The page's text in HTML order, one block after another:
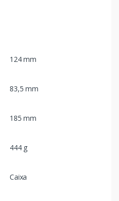
124 mm
83,5 mm
185 mm
444 g
Caixa